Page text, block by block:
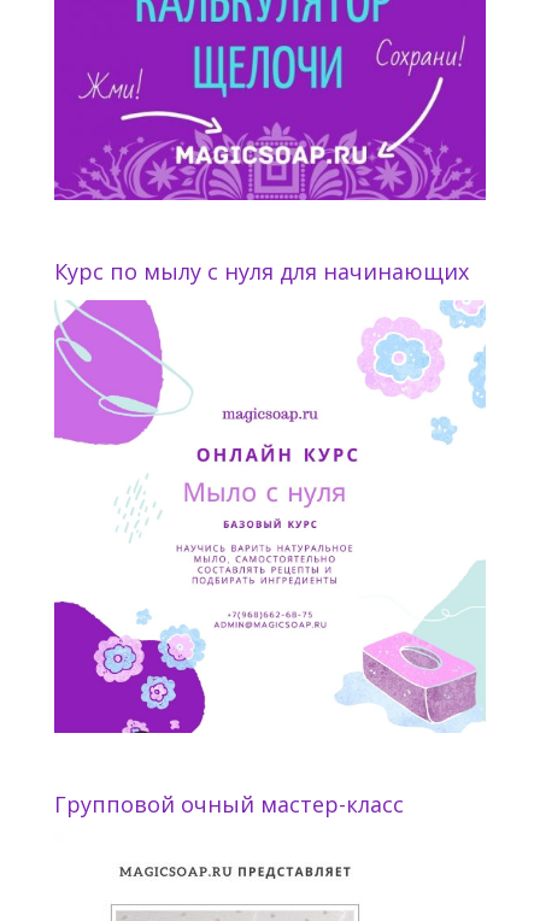
Курс по мылу с нуля для начинающих
Групповой очный мастер-класс